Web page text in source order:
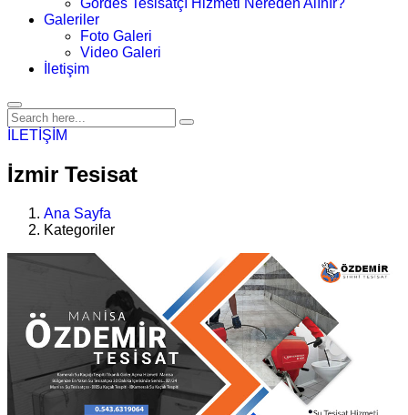
Gördes Tesisatçı Hizmeti Nereden Alınır?
Galeriler
Foto Galeri
Video Galeri
İletişim
İLETİŞİM
İzmir Tesisat
Ana Sayfa
Kategoriler